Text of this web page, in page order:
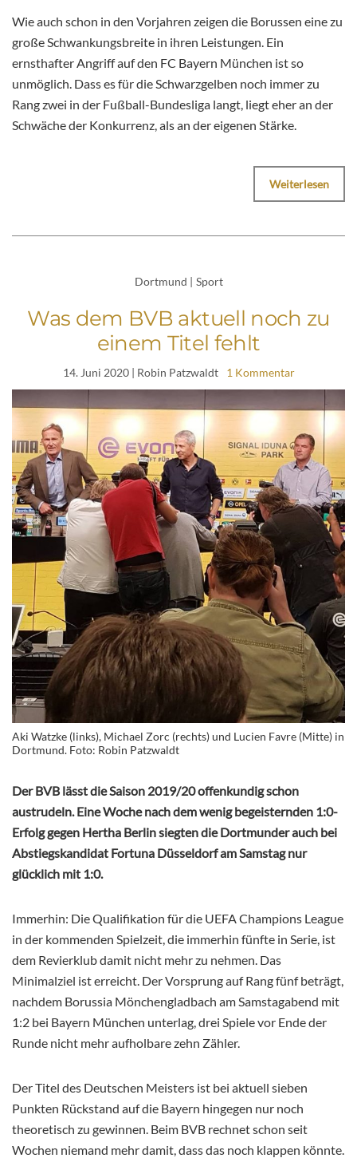
Wie auch schon in den Vorjahren zeigen die Borussen eine zu
große Schwankungsbreite in ihren Leistungen. Ein
ernsthafter Angriff auf den FC Bayern München ist so
unmöglich. Dass es für die Schwarzgelben noch immer zu
Rang zwei in der Fußball-Bundesliga langt, liegt eher an der
Schwäche der Konkurrenz, als an der eigenen Stärke.
Weiterlesen
Dortmund | Sport
Was dem BVB aktuell noch zu
einem Titel fehlt
14. Juni 2020| Robin Patzwaldt 1 Kommentar
Aki Watzke (links), Michael Zorc (rechts) und Lucien Favre (Mitte) in
Dortmund. Foto: Robin Patzwaldt
Der BVB lässt die Saison 2019/20 offenkundig schon
austrudeln. Eine Woche nach dem wenig begeisternden 1:0-
Erfolg gegen Hertha Berlin siegten die Dortmunder auch bei
Abstiegskandidat Fortuna Düsseldorf am Samstag nur
glücklich mit 1:0.
Immerhin: Die Qualifikation für die UEFA Champions League
in der kommenden Spielzeit, die immerhin fünfte in Serie, ist
dem Revierklub damit nicht mehr zu nehmen. Das
Minimalziel ist erreicht. Der Vorsprung auf Rang fünf beträgt,
nachdem Borussia Mönchengladbach am Samstagabend mit
1:2 bei Bayern München unterlag, drei Spiele vor Ende der
Runde nicht mehr aufholbare zehn Zähler.
Der Titel des Deutschen Meisters ist bei aktuell sieben
Punkten Rückstand auf die Bayern hingegen nur noch
theoretisch zu gewinnen. Beim BVB rechnet schon seit
Wochen niemand mehr damit, dass das noch klappen könnte.